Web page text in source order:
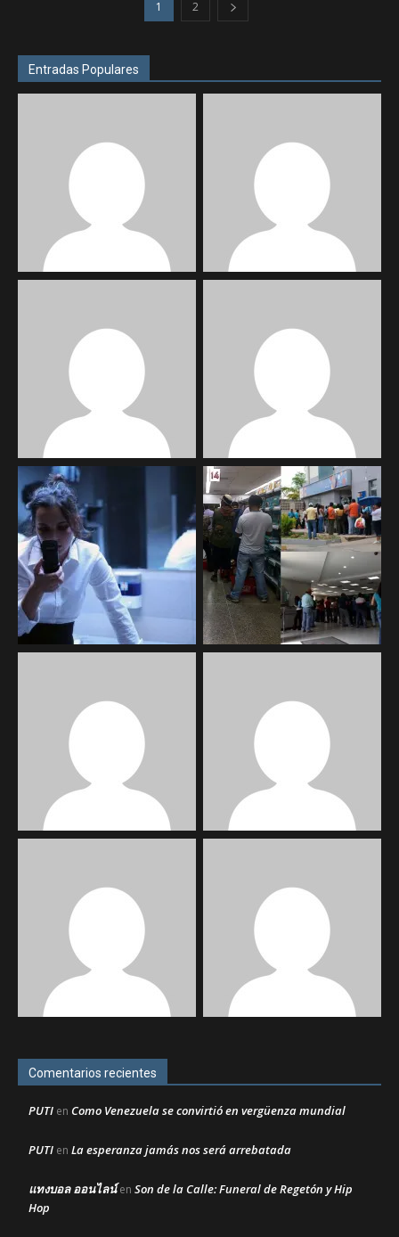
1 2
Entradas Populares
Comentarios recientes
PUTI en Como Venezuela se convirtió en vergüenza mundial
PUTI en La esperanza jamás nos será arrebatada
แทงบอล ออนไลน์en Son de la Calle: Funeral de Regetón y Hip
Hop